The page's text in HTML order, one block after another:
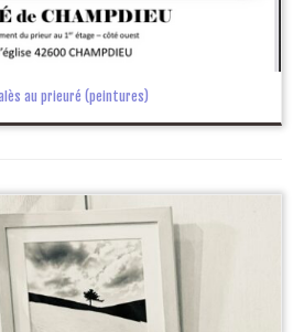
au prieuré (peintures)